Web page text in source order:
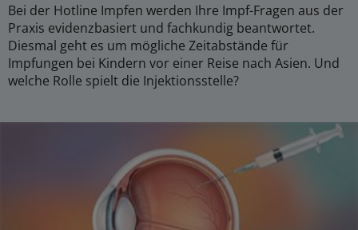
Bei der Hotline Impfen werden Ihre Impf-Fragen aus der
Praxis evidenzbasiert und fachkundig beantwortet.
Diesmal geht es um mögliche Zeitabstände für
Impfungen bei Kindern vor einer Reise nach Asien. Und
welche Rolle spielt die Injektionsstelle?